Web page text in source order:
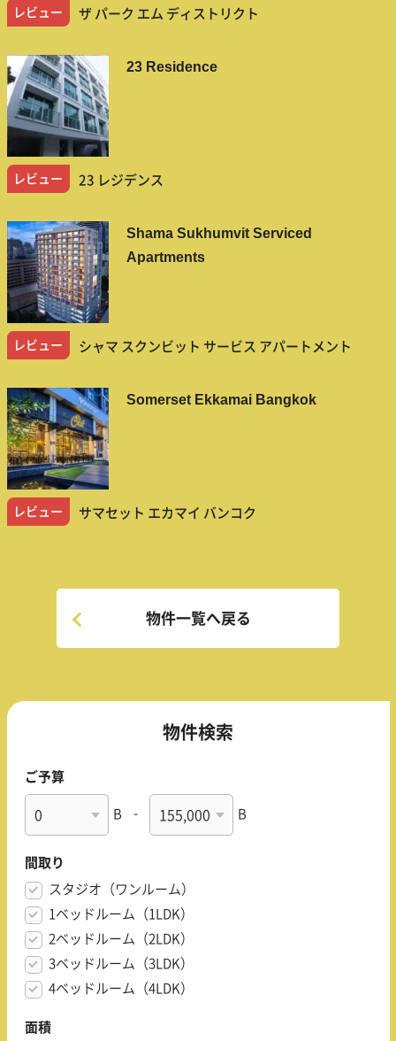
レビュー ザ パーク エム ディストリクト
23 Residence
レビュー 23 レジデンス
Shama Sukhumvit Serviced
Apartments
レビュー シャマ スクンビット サービス アパートメント
Somerset Ekkamai Bangkok
レビュー サマセット エカマイ バンコク
物件一覧へ戻る
物件検索
ご予算
B - B
間取り
スタジオ（ワンルーム）
1ベッドルーム（1LDK）
2ベッドルーム（2LDK）
3ベッドルーム（3LDK）
4ベッドルーム（4LDK）
面積